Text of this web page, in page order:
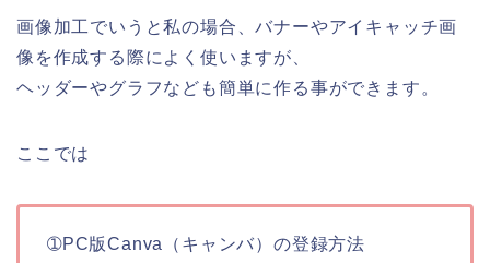
画像加工でいうと私の場合、バナーやアイキャッチ画
像を作成する際によく使いますが、
ヘッダーやグラフなども簡単に作る事ができます。
ここでは
➀PC版Canva（キャンバ）の登録方法